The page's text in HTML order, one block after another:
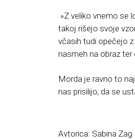
»Z veliko vnemo se
takoj rišejo svoje
včasih tudi opečejo
nasmeh na obraz ter
Morda je ravno to
nas prisilijo, da se
Avtorica: Sabina Zag